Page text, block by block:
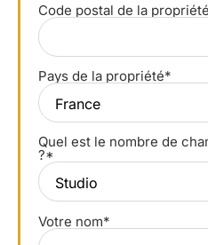
Code postal de la
Pays de la propriété*
Quel est le nombre de
?*
Votre nom*